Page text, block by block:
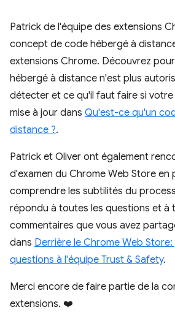
Patrick de l'équipe des extensions
concept de code hébergé à
extensions Chrome. Découvrez
hébergé à distance n'est plus
détecter et ce qu'il faut faire si
mise à jour dans Qu'est-ce qu'un
distance ?.
Patrick et Oliver ont également
d'examen du Chrome Web Store en
comprendre les subtilités du
répondu à toutes les questions et à
commentaires que vous avez
dans Derrière le Chrome Web
questions à l'équipe Trust & Safety.
Merci encore de faire partie de la
extensions. ❤️